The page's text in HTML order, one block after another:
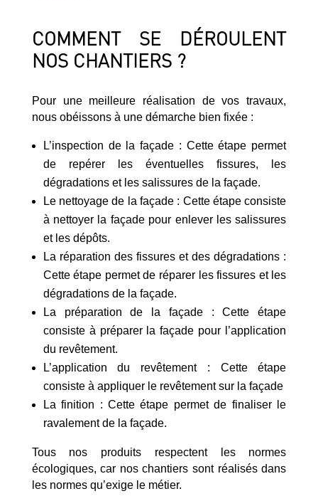
COMMENT SE DÉROULENT
NOS CHANTIERS ?
Pour une meilleure réalisation de vos travaux,
nous obéissons à une démarche bien fixée :
L’inspection de la façade : Cette étape permet
de repérer les éventuelles fissures, les
dégradations et les salissures de la façade.
Le nettoyage de la façade : Cette étape consiste
à nettoyer la façade pour enlever les salissures
et les dépôts.
La réparation des fissures et des dégradations :
Cette étape permet de réparer les fissures et les
dégradations de la façade.
La préparation de la façade : Cette étape
consiste à préparer la façade pour l’application
du revêtement.
L’application du revêtement : Cette étape
consiste à appliquer le revêtement sur la façade
La finition : Cette étape permet de finaliser le
ravalement de la façade.
Tous nos produits respectent les normes
écologiques, car nos chantiers sont réalisés dans
les normes qu’exige le métier.